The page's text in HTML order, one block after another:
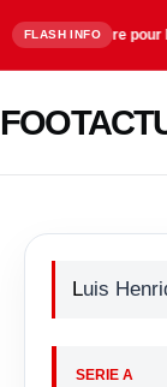
FLASH INFO
pour Darwin
Luis
SERIE A